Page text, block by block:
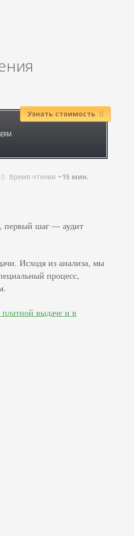
Узнать стоимость
Время чтения ~15 мин.
первый шаг — аудит
Исходя из анализа, мы
процесс,
выдаче и в